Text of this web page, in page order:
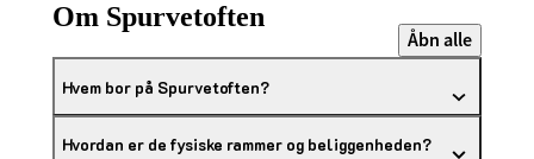
Om Spurvetoften
Åbn alle
Hvem bor på Spurvetoften?
Hvordan er de fysiske rammer og beliggenheden?